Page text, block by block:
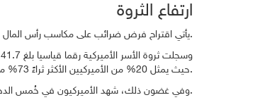
ارتفاع الثروة
يأتي اقتراح فرض ضرائب على مكاسب رأس المال غير المحققة في وقت شهد فيه الأميركيون الأثرياء ارتفاعاً شديداً في صافي ثروتهم، وذلك بفضل ارتفاع أسعار الأسهم وقيم العقارات خلال الوباء.
حيث يمثل 20% من الأميركيين الأكثر ثراءً 73% من إجمالي الدخل، بينما يتمتع أولئك الموجودون في أعلى 1% بنسبة 36% من الزيادة.
وفي غضون ذلك، شهد الأميركيون في خُمس الدخل الأدنى نمو صافي ثروة أسرهم بنسبة 1% فقط خلال الوباء، وفقاً للتحليل.